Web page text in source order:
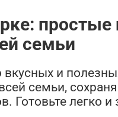
простые
семьи
вкусных и
семьи,
Готовьте легко и